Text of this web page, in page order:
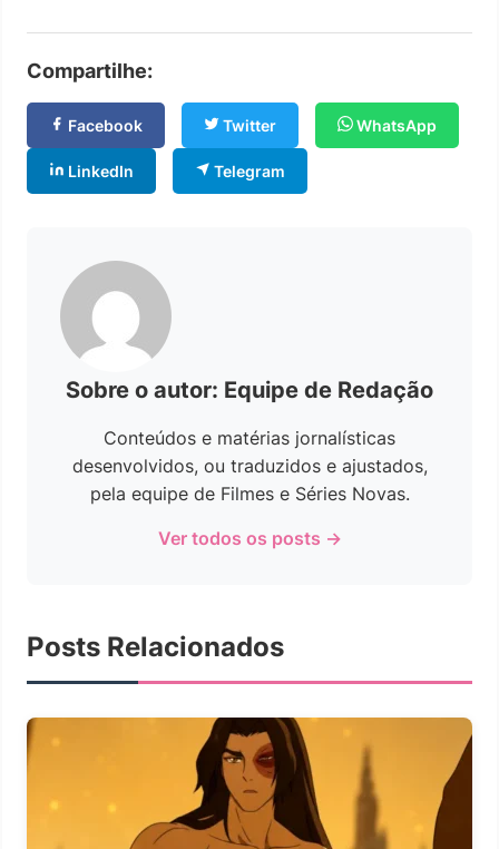
Compartilhe:
Facebook Twitter WhatsApp
LinkedIn Telegram
Sobre o autor: Equipe de Redação
Conteúdos e matérias jornalísticas
desenvolvidos, ou traduzidos e ajustados,
pela equipe de Filmes e Séries Novas.
Ver todos os posts →
Posts Relacionados